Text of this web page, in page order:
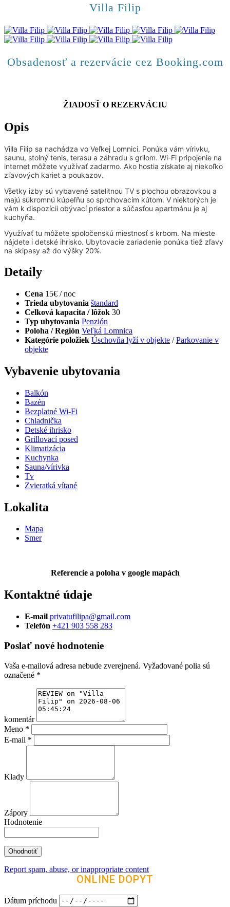
Villa Filip
Obsadenosť a rezervácie cez Booking.com
ŽIADOSŤ O REZERVÁCIU
Opis
Villa Filip sa nachádza vo Veľkej Lomnici. Ponúka vám vírivku,
saunu, stolný tenis, terasu a záhradu s grilom. Wi-Fi pripojenie na
internet môžete využívať zadarmo. Ako hostia získate aj niekoľko
zľavových kariet a poukazov.
Všetky izby sú vybavené satelitnou TV s plochou obrazovkou a
majú súkromnú kúpeľňu so sprchovacím kútom. V niektorých je
vám k dispozícii obývací priestor a súčasťou apartmánu je aj
kuchyňa.
Využívať tu môžete spoločenskú miestnosť s krbom. Na mieste
nájdete i detské ihrisko. Ubytovacie zariadenie ponúka tiež zľavy
na skipasy až do výšky 20%.
Detaily
Cena 15€ / noc
Trieda ubytovania štandard
Celková kapacita / lôžok 30
Typ ubytovania Penzión
Poloha / Región Veľká Lomnica
Kategórie položiek Úschovňa lyží v objekte /Parkovanie v
objekte
Vybavenie ubytovania
Balkón
Bazén
Bezplatné Wi-Fi
Chladnička
Detské ihrisko
Grillovací posed
Klimatizácia
Kuchynka
Sauna/vírivka
Tv
Zvieratká vítané
Lokalita
Mapa
Smer
Referencie a poloha v google mapách
Kontaktné údaje
E-mail privatufilipa@gmail.com
Telefón +421 903 558 283
Poslať nové hodnotenie
Vaša e-mailová adresa nebude zverejnená. Vyžadované polia sú
označené *
komentár
Meno *
E-mail *
Klady
Zápory
Hodnotenie
Report spam, abuse, or inappropriate content
ONLINE DOPYT
Dátum príchodu